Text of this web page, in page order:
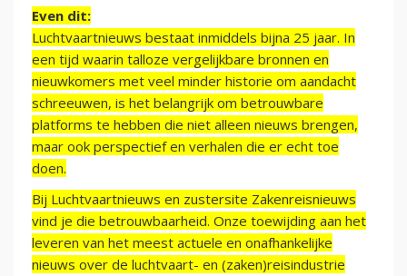
Even dit:
Luchtvaartnieuws bestaat inmiddels bijna 25 jaar. In
een tijd waarin talloze vergelijkbare bronnen en
nieuwkomers met veel minder historie om aandacht
schreeuwen, is het belangrijk om betrouwbare
platforms te hebben die niet alleen nieuws brengen,
maar ook perspectief en verhalen die er echt toe
doen.
Bij Luchtvaartnieuws en zustersite Zakenreisnieuws
vind je die betrouwbaarheid. Onze toewijding aan het
leveren van het meest actuele en onafhankelijke
nieuws over de luchtvaart- en (zaken)reisindustrie